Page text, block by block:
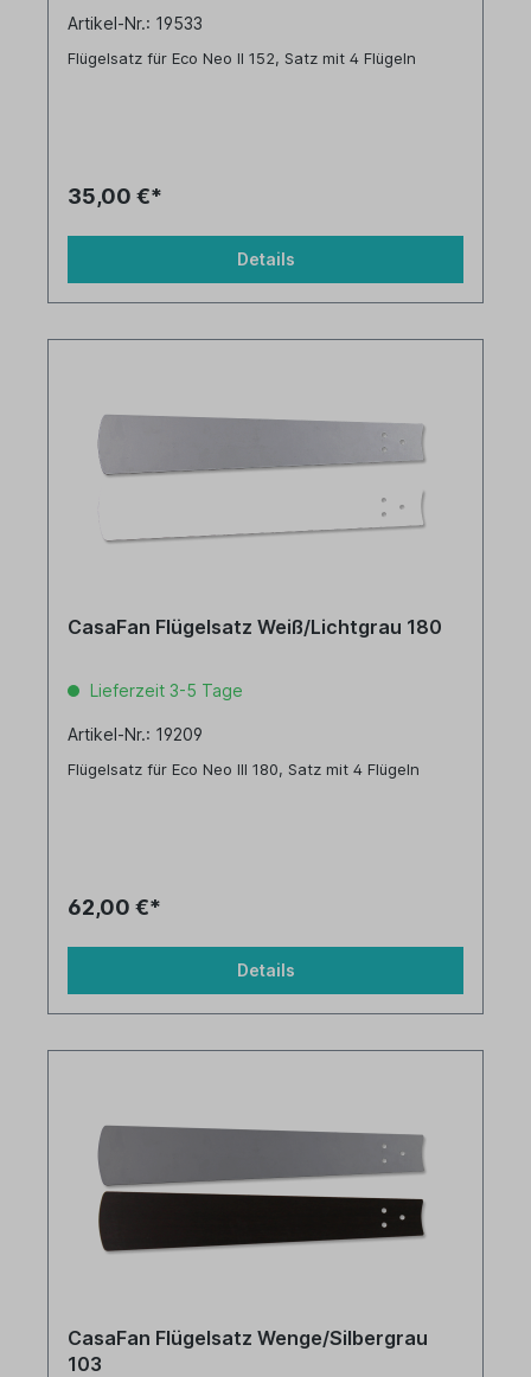
Artikel-Nr.: 19533
Flügelsatz für Eco Neo II 152, Satz mit 4 Flügeln
35,00 €*
Details
CasaFan Flügelsatz Weiß/Lichtgrau 180
Lieferzeit 3-5 Tage
Artikel-Nr.: 19209
Flügelsatz für Eco Neo III 180, Satz mit 4 Flügeln
62,00 €*
Details
CasaFan Flügelsatz Wenge/Silbergrau
103